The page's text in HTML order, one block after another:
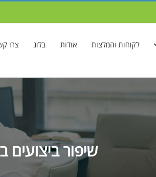
לקוחות והמלצות אודות בלוג צרו
שיפור